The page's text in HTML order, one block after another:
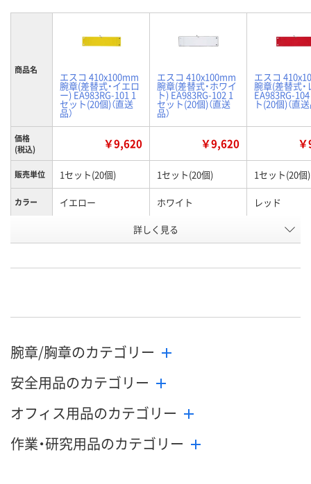
商品名
エスコ 410x100mm
腕章(差替式・イエロ
ー) EA983RG-101 1
セット(20個)（直送
品）
エスコ 410x100mm
腕章(差替式・ホワイ
ト) EA983RG-102 1
セット(20個)（直送
品）
エスコ
腕章(差替式
EA983RG-
ト(20個)（直送
価格
(税込)
￥9,620 ￥9,620
販売単位 1セット(20個) 1セット(20個) 1セット(20個)
カラー イエロー ホワイト レッド
JX84426 JX84428
カゴへ
詳しく見る
腕章/胸章のカテゴリー
安全用品のカテゴリー
オフィス用品のカテゴリー
作業・研究用品のカテゴリー